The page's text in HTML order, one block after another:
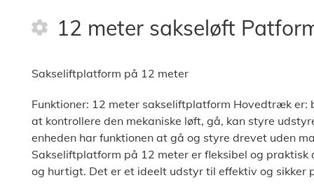
12 meter sakseløft
Sakseliftplatform på 12 meter
Funktioner: 12 meter sakseliftplatform Hovedtræk
at kontrollere den mekaniske løft, gå, kan styre
enheden har funktionen at gå og styre drevet uden
Sakseliftplatform på 12 meter er fleksibel og
og hurtigt. Det er et ideelt udstyr til effektiv og sikker